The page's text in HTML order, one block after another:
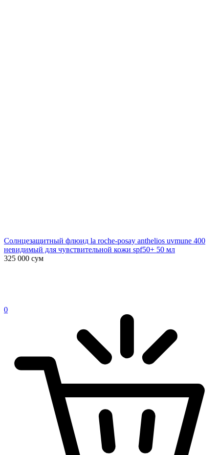
Солнцезащитный флюид la roche-posay anthelios uvmune 400
невидимый для чувствительной кожи spf50+ 50 мл
325 000 сум
0